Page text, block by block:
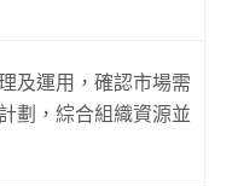
及運用，確認市場需
劃，綜合組織資源並